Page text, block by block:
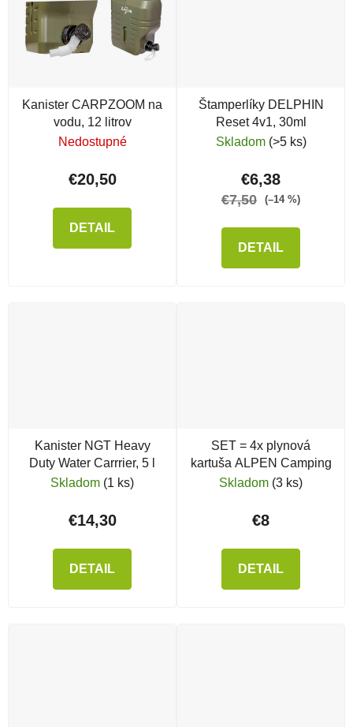
Kanister CARPZOOM na
vodu, 12 litrov
Nedostupné
€20,50
DETAIL
Štamperlíky DELPHIN
Reset 4v1, 30ml
Skladom (>5 ks)
€6,38
€7,50 (–14 %)
DETAIL
Kanister NGT Heavy
Duty Water Carrrier, 5 l
Skladom (1 ks)
€14,30
DETAIL
SET = 4x plynová
kartuša ALPEN Camping
Skladom (3 ks)
€8
DETAIL